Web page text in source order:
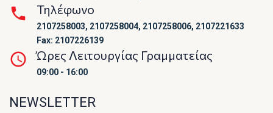
Τηλέφωνο
2107258003, 2107258004, 2107258006, 2107221633
Fax: 2107226139
Ώρες Λειτουργίας Γραμματείας
09:00 - 16:00
NEWSLETTER